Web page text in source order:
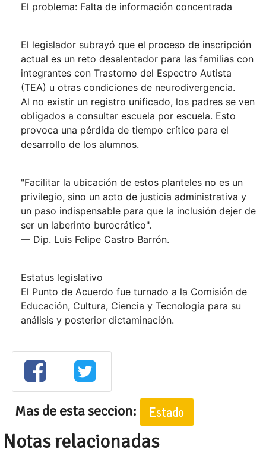
El problema: Falta de información concentrada
El legislador subrayó que el proceso de inscripción
actual es un reto desalentador para las familias con
integrantes con Trastorno del Espectro Autista
(TEA) u otras condiciones de neurodivergencia.
Al no existir un registro unificado, los padres se ven
obligados a consultar escuela por escuela. Esto
provoca una pérdida de tiempo crítico para el
desarrollo de los alumnos.
"Facilitar la ubicación de estos planteles no es un
privilegio, sino un acto de justicia administrativa y
un paso indispensable para que la inclusión dejer de
ser un laberinto burocrático".
— Dip. Luis Felipe Castro Barrón.
Estatus legislativo
El Punto de Acuerdo fue turnado a la Comisión de
Educación, Cultura, Ciencia y Tecnología para su
análisis y posterior dictaminación.
Mas de esta seccion: Estado
Notas relacionadas